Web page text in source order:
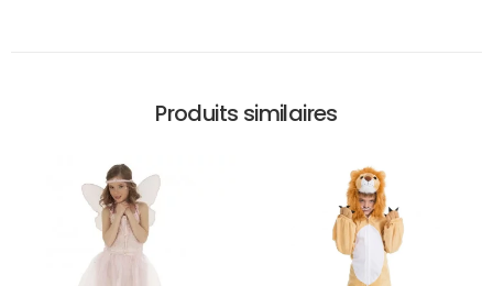
Produits similaires